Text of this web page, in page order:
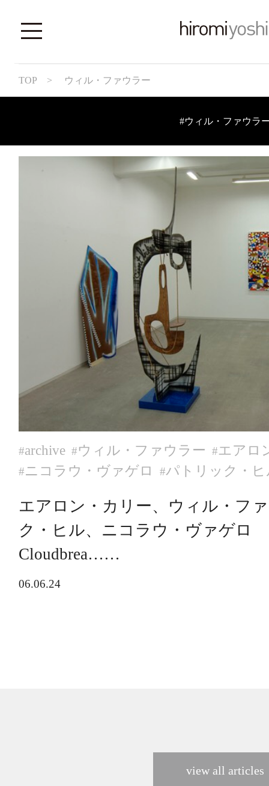
TOP > ウィル・ファウラー
#ウィル・ファウラ
#archive #ウィル・ファウラー #エアロ
#ニコラウ・ヴァゲロ #パトリック・ヒ
エアロン・カリー、ウィル・フ
ク・ヒル、ニコラウ・ヴァゲロ
Cloudbrea……
06.06.24
view all articles